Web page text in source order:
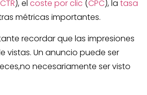
CTR), el coste por clic (CPC), la tasa
métricas importantes.
recordar que las impresiones
vistas. Un anuncio puede ser
necesariamente ser visto